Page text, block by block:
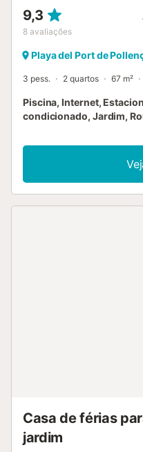
9,3
8 avaliações
Playa del Port de
3 pess. 2 quartos 67 m²
Piscina, Internet,
condicionado, Jardim,
Casa de férias
jardim